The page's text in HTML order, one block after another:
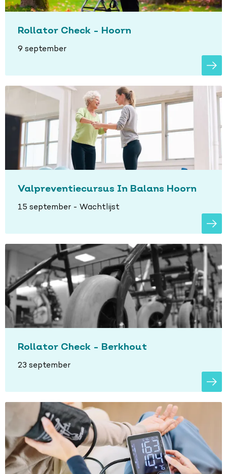
Rollator Check - Hoorn
9 september
Valpreventiecursus In Balans Hoorn
15 september - Wachtlijst
Rollator Check - Berkhout
23 september